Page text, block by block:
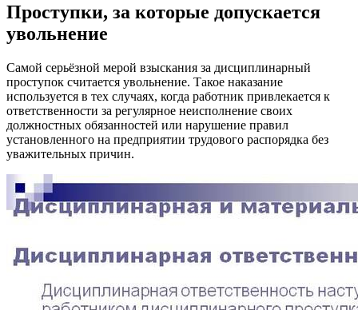
Проступки, за которые допускается
увольнение
Самой серьёзной мерой взыскания за дисциплинарный
проступок считается увольнение. Такое наказание
используется в тех случаях, когда работник привлекается к
ответственности за регулярное неисполнение своих
должностных обязанностей или нарушение правил
установленного на предприятии трудового распорядка без
уважительных причин.